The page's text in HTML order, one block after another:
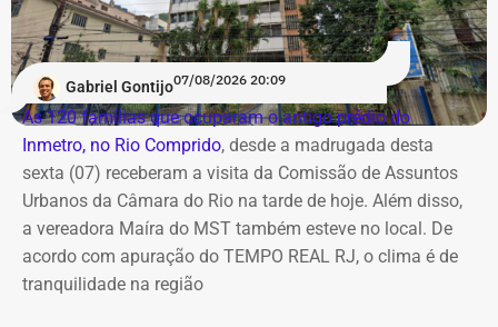
Já no domingo (9), o vento volta a ganhar força. A
previsão aponta rajadas entre 50 km/h e 70 km/h em
todo o estado do Rio. O aumento está associado à
chegada de uma nova frente fria, que avança pelo
Sudeste.
Na cidade do Rio, o domingo será mais quente, com
mínima prevista de 21°C e máxima de 36°C. A previsão
indica sol entre nuvens durante o dia, com aumento da
nebulosidade e possibilidade de pancadas de chuva à
Gabriel Gontijo07/08/2026 20:09
As 120 famílias que ocuparam o antigo prédio do
Inmetro, no Rio Comprido, desde a madrugada desta
sexta (07) receberam a visita da Comissão de Assuntos
Urbanos da Câmara do Rio na tarde de hoje. Além disso,
a vereadora Maíra do MST também esteve no local. De
acordo com apuração do TEMPO REAL RJ, o clima é de
tranquilidade na região